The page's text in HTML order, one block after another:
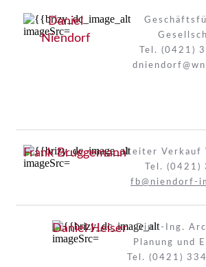
Daniel
Niendorf
Tel. (0421)
Frank BruggemannLeiter Verkauf
Tel.
fb@niendorf-
Daniel Heiser
Dipl.-Ing.
Planung und
Tel. (0421)